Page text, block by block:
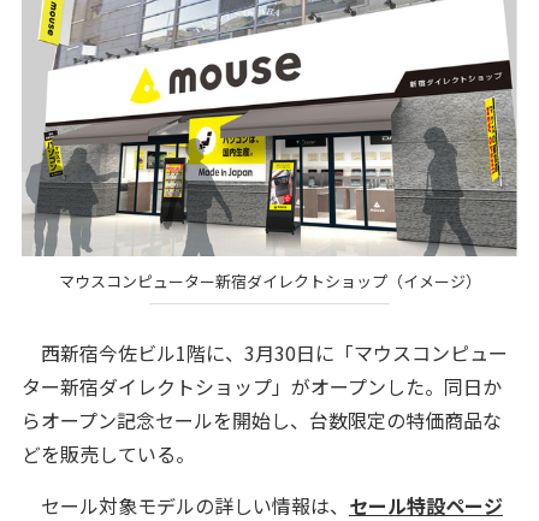
マウスコンピューター新宿ダイレクトショップ（イメージ）
西新宿今佐ビル1階に、3月30日に「マウスコンピュー
ター新宿ダイレクトショップ」がオープンした。同日か
らオープン記念セールを開始し、台数限定の特価商品な
どを販売している。
セール対象モデルの詳しい情報は、 セール特設ページ